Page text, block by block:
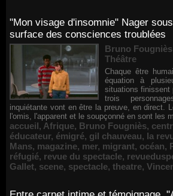
"Mon visage d'insomnie" Nager
surface des consciences troublées
Bruno Fougniès
Théâtre
Chaque être
équation à
situations finissent
trois
inquiétante vont en être la preuve, en direct.
l'omis, l'apparent et le soupçonné en sont les
accueil, Afrique, Bruno Fougniès,
éducateur, émigré, gil chauveau, la
Mans, magazine, mer, migrant, océan,
réfugié, revue du spectacle,
Gallet, scene, spectacle, theatre,